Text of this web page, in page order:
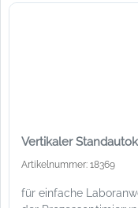
Vertikaler
Artikelnummer: 18369
für einfache